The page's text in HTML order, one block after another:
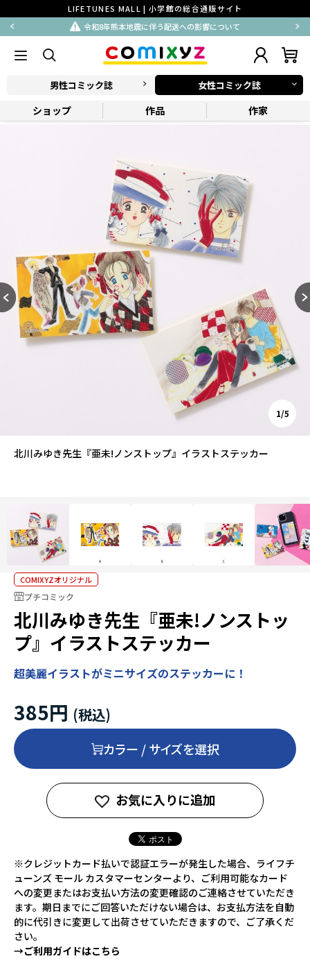
LIFETUNES MALL | 小学館の総合通販サイト
令和8年熊本地震に伴う配送への影響について
男性コミック誌 女性コミック誌
ショップ 作品 作家
北川みゆき先生『亜未!ノンストップ』イラストステッカー
1/5
COMIXYZオリジナル
プチコミック
北川みゆき先生『亜未!ノンストッ
プ』イラストステッカー
超美麗イラストがミニサイズのステッカーに！
385円
カラー / サイズを選択
お気に入りに追加
※クレジットカード払いで認証エラーが発生した場合、ライフチ
ューンズ モール カスタマーセンターより、ご利用可能なカード
への変更またはお支払い方法の変更確認のご連絡させていただき
ます。期日までにご回答いただけない場合は、お支払方法を自動
的に代引きに変更して出荷させていただきますので、ご了承くだ
さい。
→ご利用ガイドはこちら